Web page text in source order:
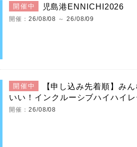
開催中 児島港ENNICHI2026
開催：26/08/08 ～26/08/09
開催中
【申し込み先着順】み
いい！インクルーシブハイハイレ
開催：26/08/08